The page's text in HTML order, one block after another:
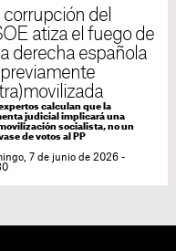
corrupción del
atiza el fuego de
derecha española
calculan que la
judicial implicará una
socialista, no un
de votos al PP
7 de junio de 2026 -